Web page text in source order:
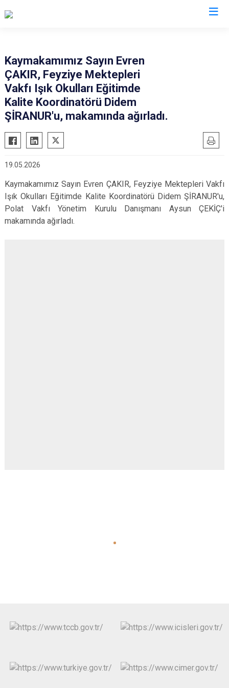
Dargeçit
Derik
Kızıltepe
Midyat
Nusaybin
Ömerli
Savur
Kaymakamımız Sayın Evren
ÇAKIR, Feyziye Mektepleri
Vakfı Işık Okulları Eğitimde
Kalite Koordinatörü Didem
ŞİRANUR'u, makamında ağırladı.
19.05.2026
Kaymakamımız Sayın Evren ÇAKIR, Feyziye Mektepleri Vakfı
Işık Okulları Eğitimde Kalite Koordinatörü Didem ŞİRANUR'u,
Polat Vakfı Yönetim Kurulu Danışmanı Aysun ÇEKİÇ'i
makamında ağırladı.